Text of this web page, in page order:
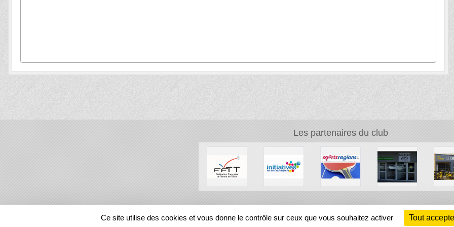
Les partenaires du club
REGIONS
Ce site utilise des cookies et vous donne le contrôle sur ceux que vous souhaitez activer Tout